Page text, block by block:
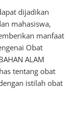
dijadikan
mahasiswa,
manfaat
Obat
ALAM
tentang obat
istilah obat